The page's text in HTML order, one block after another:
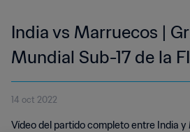
India vs Marruecos |
Mundial Sub-17 de la
2022™ | Partido
14 oct 2022
Vídeo del partido completo entre India